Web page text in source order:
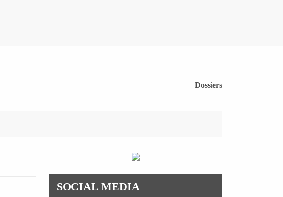
Dossiers
SOCIAL MEDIA